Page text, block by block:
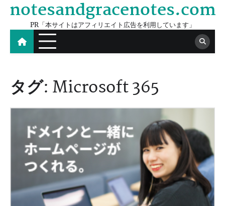
Skip
content
notesandgracenotes.com
PR「本サイトはアフィリエイト広告を利用しています」
タグ: Microsoft 365